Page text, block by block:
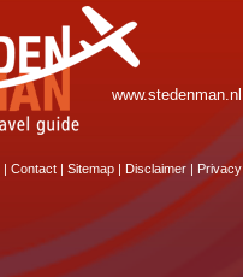
| Contact | Sitemap | Disclaimer | Privacy
www.stedenman.nl